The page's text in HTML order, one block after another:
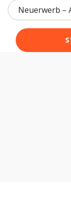
Neuerwerb –